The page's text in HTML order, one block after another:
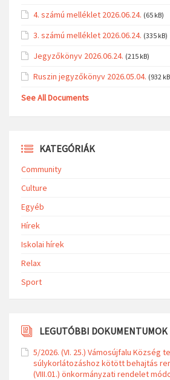
4. számú melléklet 2026.06.24. (65 kB)
3. számú melléklet 2026.06.24. (335 kB)
Jegyzőkönyv 2026.06.24. (215 kB)
Ruszin jegyzőkönyv 2026.05.04. (932
See All Documents
KATEGÓRIÁK
Community
Culture
Egyéb
Hírek
Iskolai hírek
Relax
Sport
LEGUTÓBBI DOKUMENTUMOK
5/2026. (VI. 25.) Vámosújfalu Község
súlykorlátozáshoz kötött behajtás
(VIII.01.) önkormányzati rendelet